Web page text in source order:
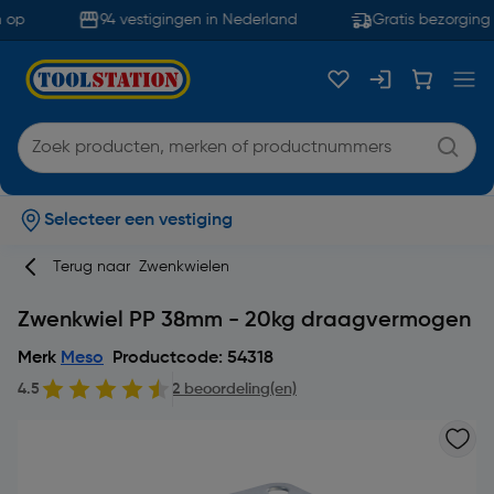
94 vestigingen in Nederland Gratis bezorging
Selecteer een vestiging
Terug naar Zwenkwielen
Zwenkwiel PP 38mm - 20kg draagvermogen
Merk Meso Productcode: 54318
4.5 2 beoordeling(en)